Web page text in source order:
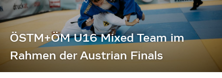
ÖSTM+ÖM U16 Mixed Team im
Rahmen der Austrian Finals